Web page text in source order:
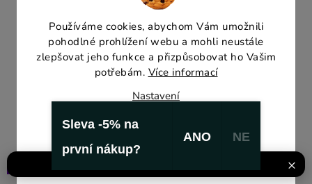
Používáme cookies, abychom Vám umožnili
pohodlné prohlížení webu a mohli neustále
zlepšovat jeho funkce a přizpůsobovat ho Vašim
potřebám. Více informací
Nastavení
Souhlasím
Skladem(1 ks)
299 Kč
DO KOŠÍKU
Skladem(>5 ks)
199 Kč
DO KOŠÍKU
×
Sleva -5% na
první nákup?
ANO NE